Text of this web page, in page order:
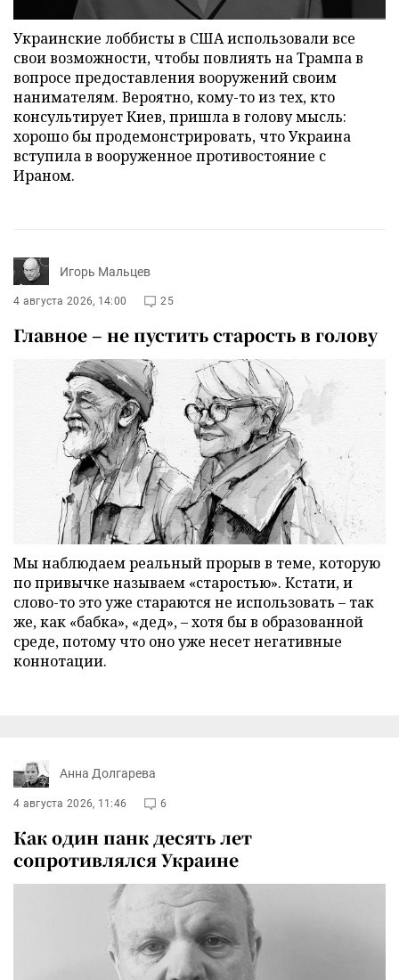
Украинские лоббисты в США использовали все
свои возможности, чтобы повлиять на Трампа в
вопросе предоставления вооружений своим
нанимателям. Вероятно, кому-то из тех, кто
консультирует Киев, пришла в голову мысль:
хорошо бы продемонстрировать, что Украина
вступила в вооруженное противостояние с
Ираном.
Игорь Мальцев
4 августа 2026, 14:00 25
Главное – не пустить старость в голову
Мы наблюдаем реальный прорыв в теме, которую
по привычке называем «старостью». Кстати, и
слово-то это уже стараются не использовать – так
же, как «бабка», «дед», – хотя бы в образованной
среде, потому что оно уже несет негативные
коннотации.
Анна Долгарева
4 августа 2026, 11:46 6
Как один панк десять лет
сопротивлялся Украине